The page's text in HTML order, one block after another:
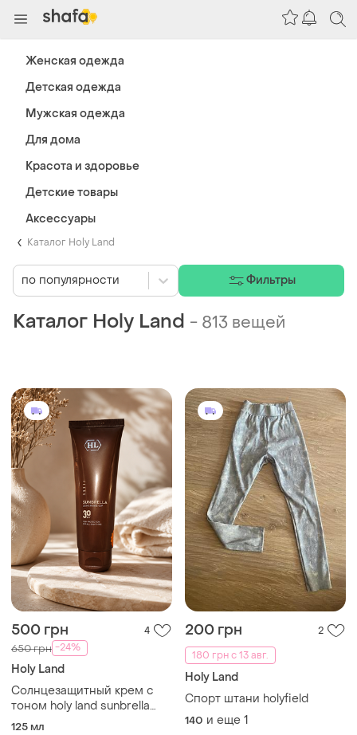
Каталог Holy Land
Каталог Holy Land - 813 вещей
500 грн 4
650 грн -24%
Holy Land
Солнцезащитный крем с
тоном holy land sunbrella
demi make-up с фактором
125 мл
200 грн
2
180 грн с 13 авг.
Holy Land
Спорт штани holyfield
140 и еще 1
по популярности Фильтры
Женская одежда
Детская одежда
Мужская одежда
Для дома
Красота и здоровье
Детские товары
Аксессуары